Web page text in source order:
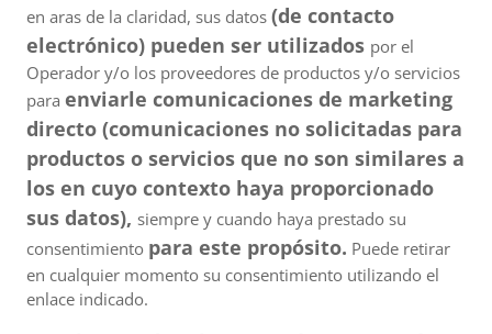
en aras de la claridad, sus datos (de contacto
electrónico) pueden ser utilizados por el
Operador y/o los proveedores de productos y/o servicios
para enviarle comunicaciones de marketing
directo (comunicaciones no solicitadas para
productos o servicios que no son similares a
los en cuyo contexto haya proporcionado
sus datos), siempre y cuando haya prestado su
consentimiento para este propósito. Puede retirar
en cualquier momento su consentimiento utilizando el
enlace indicado.